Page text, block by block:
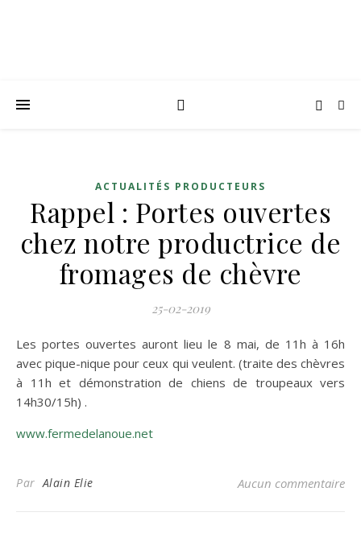
ACTUALITÉS PRODUCTEURS
Rappel : Portes ouvertes
chez notre productrice de
fromages de chèvre
25-02-2019
Les portes ouvertes auront lieu le 8 mai, de 11h à 16h
avec pique-nique pour ceux qui veulent. (traite des chèvres
à 11h et démonstration de chiens de troupeaux vers
14h30/15h) .
www.fermedelanoue.net
ParAlain Elie Aucun commentaire